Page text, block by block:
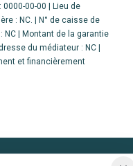
00-00 | Lieu de
: NC. | N° de caisse de
NC | Montant de la garantie
du médiateur : NC |
et financièrement